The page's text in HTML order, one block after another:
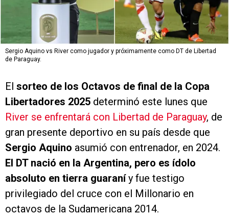
Sergio Aquino vs River como jugador y próximamente como DT de Libertad
de Paraguay.
El sorteo de los Octavos de final de la Copa
Libertadores 2025 determinó este lunes que
River se enfrentará con Libertad de Paraguay, de
gran presente deportivo en su país desde que
Sergio Aquino asumió con entrenador, en 2024.
El DT nació en la Argentina, pero es ídolo
absoluto en tierra guaraníy fue testigo
privilegiado del cruce con el Millonario en
octavos de la Sudamericana 2014.